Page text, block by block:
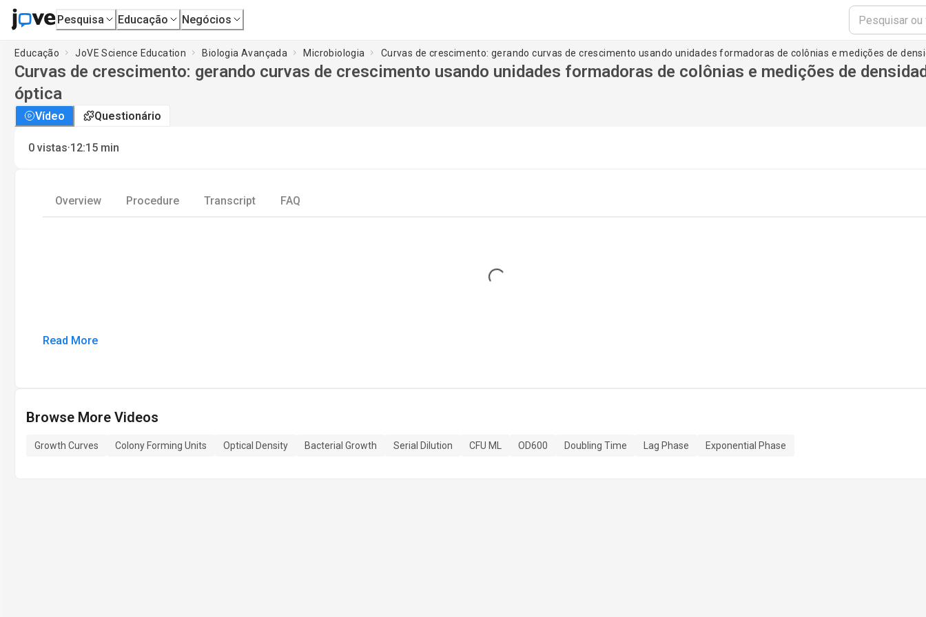
Pesquisa Educação Negócios
Educação JoVE Science Education Biologia Avançada Microbiologia Curvas de crescimento: gerando curvas de crescimento usando unidades formadoras de colônias e medições de
Curvas de crescimento: gerando curvas de crescimento usando unidades formadoras de colônias e medições de
óptica
Vídeo Questionário
0 vistas·12:15 min
Overview Procedure Transcript FAQ
Loading...
Read More
Browse More Videos
Growth Curves Colony Forming Units Optical Density Bacterial Growth Serial Dilution CFU ML OD600 Doubling Time Lag Phase Exponential Phase